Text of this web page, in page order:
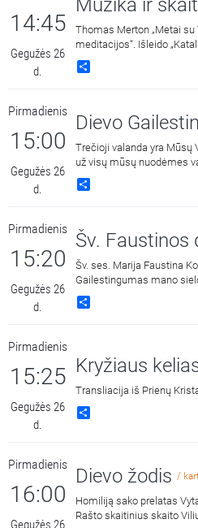
14:45
Gegužės 26
d.
Muzika ir
Thomas Merton „Metai
meditacijos“. Išleido
Skaito Dalius
Pirmadienis
15:00
Gegužės 26
d.
Dievo
Trečioji valanda yra
už visų mūsų nuodėmes
15:00 ir 3:00 kviečia
Gailestingumo vainikėlį ir
gerbiamas Gailestingojo
šv. Faustinos regėjimus.
Pirmadienis
15:20
Gegužės 26
d.
Šv. Faustinos
Šv. ses. Marija Faustina
Gailestingumas mano
pasaulio leidiniai“, 2014 m.
Pirmadienis
15:25
Gegužės 26
d.
Kryžiaus
Transliacija iš Prienų
Pirmadienis
16:00
Gegužės 26
Dievo žodis /
Homiliją sako prelatas
Rašto skaitinius skaito